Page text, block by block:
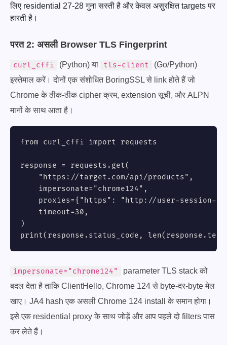
लिए residential 27-28 गुना सस्ती है और केवल असुरक्षित targets पर
हारती है।
परत 2: असली Browser TLS Fingerprint
curl_cffi (Python) या tls-client
(Go/Python)
इस्तेमाल करें। दोनों एक संशोधित BoringSSL से link होते हैं जो
Chrome के ठीक-ठीक cipher क्रम, extension सूची, और ALPN
मानों के साथ आता है।
from curl_cffi import requests
response = requests.get(
    "https://target.com/api/products",
    impersonate="chrome124",
proxies={"https": "http://user-session-
    timeout=30,
)
print(response.status_code,
impersonate="chrome124"
parameter TLS stack को
बदल देता है ताकि ClientHello, Chrome 124 से byte-दर-byte मेल
खाए। JA4 hash एक असली Chrome 124 install के समान होगा।
इसे एक residential proxy के साथ जोड़ें और आप पहले दो filters पास
कर लेते हैं।